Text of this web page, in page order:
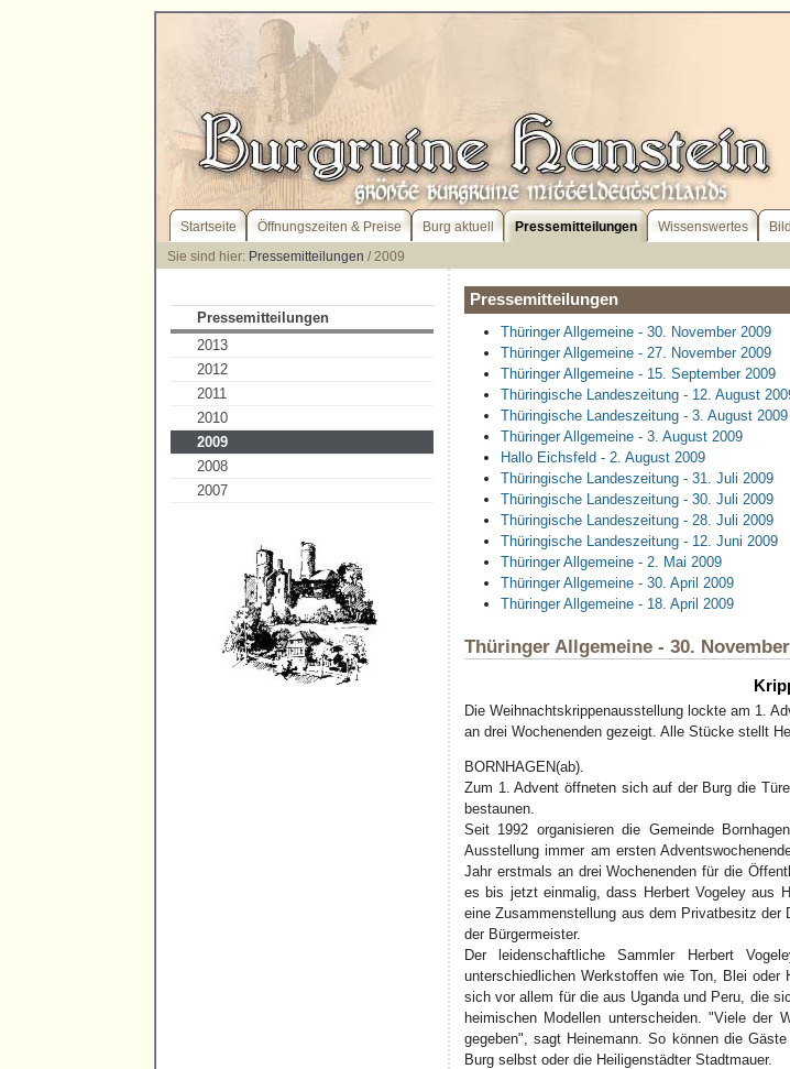
Startseite Öffnungszeiten & Preise Burg aktuell Pressemitteilungen Wissenswertes
Sie sind hier: Pressemitteilungen / 2009
Pressemitteilungen
2013
2012
2011
2010
2009
2008
2007
Pressemitteilungen
Thüringer Allgemeine - 30. November 2009
Thüringer Allgemeine - 27. November 2009
Thüringer Allgemeine - 15. September 2009
Thüringische Landeszeitung - 12. August
Thüringische Landeszeitung - 3. August 2009
Thüringer Allgemeine - 3. August 2009
Hallo Eichsfeld - 2. August 2009
Thüringische Landeszeitung - 31. Juli 2009
Thüringische Landeszeitung - 30. Juli 2009
Thüringische Landeszeitung - 28. Juli 2009
Thüringische Landeszeitung - 12. Juni 2009
Thüringer Allgemeine - 2. Mai 2009
Thüringer Allgemeine - 30. April 2009
Thüringer Allgemeine - 18. April 2009
Thüringer Allgemeine - 30.
Die Weihnachtskrippenausstellung lockte am 1.
an drei Wochenenden gezeigt. Alle Stücke stellt
BORNHAGEN(ab).
Zum 1. Advent öffneten sich auf der Burg die
bestaunen.
Seit 1992 organisieren die Gemeinde
Ausstellung immer am ersten
Jahr erstmals an drei Wochenenden für die
es bis jetzt einmalig, dass Herbert Vogeley aus
eine Zusammenstellung aus dem Privatbesitz der
der Bürgermeister.
Der leidenschaftliche Sammler Herbert
unterschiedlichen Werkstoffen wie Ton, Blei
sich vor allem für die aus Uganda und Peru, die
heimischen Modellen unterscheiden. "Viele der
gegeben", sagt Heinemann. So können die
Burg selbst oder die Heiligenstädter Stadtmauer.